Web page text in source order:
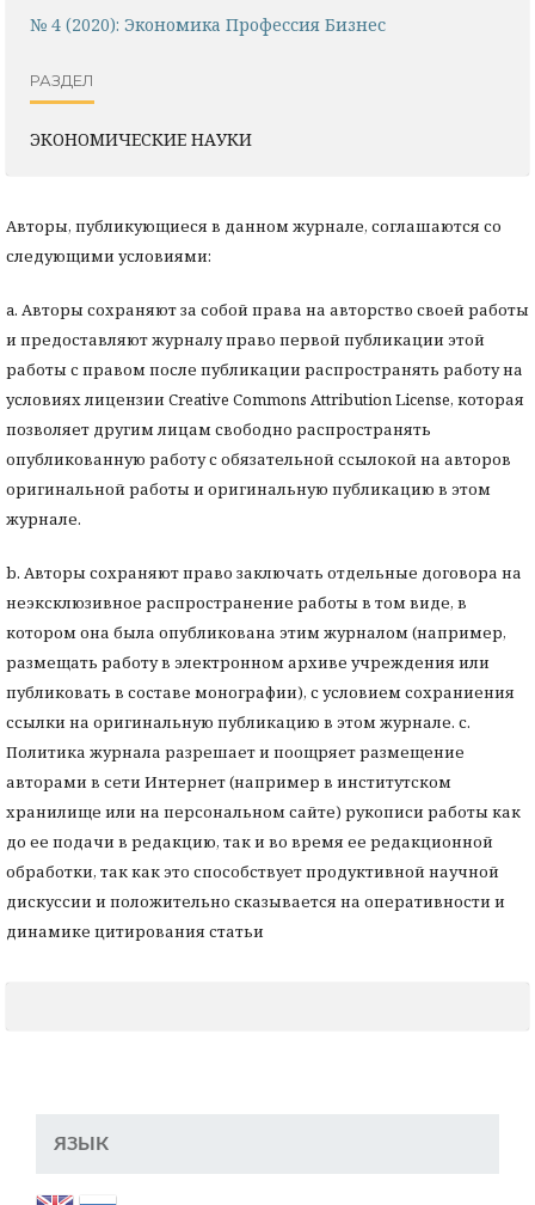
№ 4 (2020): Экономика Профессия Бизнес
РАЗДЕЛ
ЭКОНОМИЧЕСКИЕ НАУКИ
Авторы, публикующиеся в данном журнале, соглашаются со
следующими условиями:
a. Авторы сохраняют за собой права на авторство своей работы
и предоставляют журналу право первой публикации этой
работы с правом после публикации распространять работу на
условиях лицензии Creative Commons Attribution License, которая
позволяет другим лицам свободно распространять
опубликованную работу с обязательной ссылокой на авторов
оригинальной работы и оригинальную публикацию в этом
журнале.
b. Авторы сохраняют право заключать отдельные договора на
неэксклюзивное распространение работы в том виде, в
котором она была опубликована этим журналом (например,
размещать работу в электронном архиве учреждения или
публиковать в составе монографии), с условием сохраниения
ссылки на оригинальную публикацию в этом журнале. с.
Политика журнала разрешает и поощряет размещение
авторами в сети Интернет (например в институтском
хранилище или на персональном сайте) рукописи работы как
до ее подачи в редакцию, так и во время ее редакционной
обработки, так как это способствует продуктивной научной
дискуссии и положительно сказывается на оперативности и
динамике цитирования статьи
ЯЗЫК